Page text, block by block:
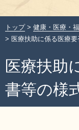
健康・医療・
観光魅力・イ
創業・産業・ビ
トップ> 健康・医療・
> 医療扶助に係る医療
医療扶助
書等の様